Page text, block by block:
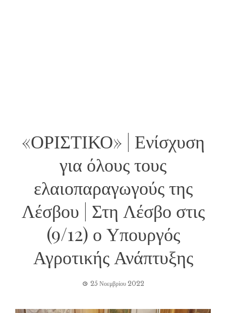
«ΟΡΙΣΤΙΚΟ» | Ενίσχυση
για όλους τους
ελαιοπαραγωγούς της
Λέσβου | Στη Λέσβο στις
(9/12) ο Υπουργός
Αγροτικής Ανάπτυξης
25 Νοεμβρίου 2022